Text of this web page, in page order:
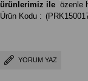
ürünlerimiz ile özenle
YORUM YAZ